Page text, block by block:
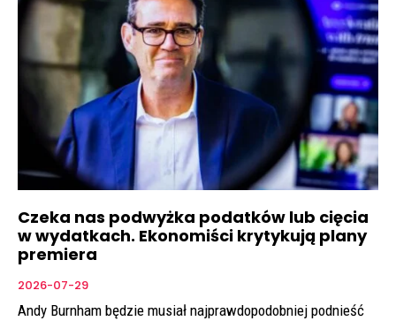
Czeka nas podwyżka podatków lub cięcia
w wydatkach. Ekonomiści krytykują plany
premiera
2026-07-29
Andy Burnham będzie musiał najprawdopodobniej podnieść